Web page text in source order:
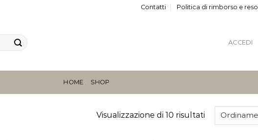
Contatti Politica di rimborso e reso
ACCEDI
HOME SHOP
Visualizzazione di 10 risultati